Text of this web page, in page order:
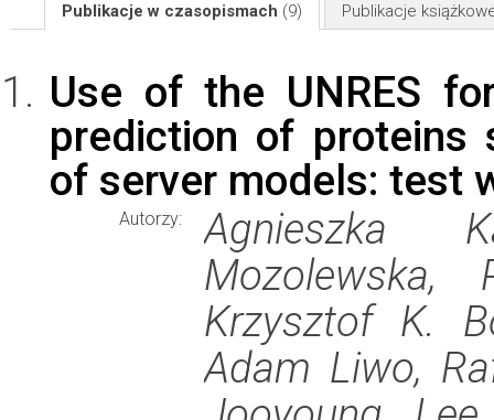
Publikacje w czasopismach (9) Publikacje
Use of the UNRES
prediction of proteins
of server models: test
Autorzy:
Agnieszka
Mozolewska,
Krzysztof K.
Adam Liwo,